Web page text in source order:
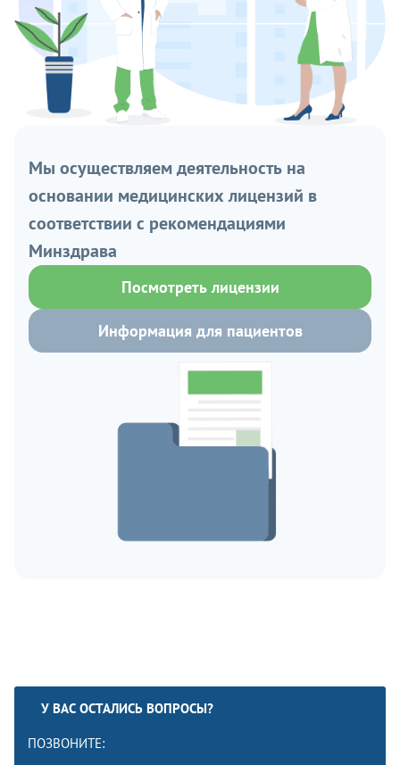
Мы осуществляем деятельность на
основании медицинских лицензий в
соответствии с рекомендациями
Минздрава
Посмотреть лицензии
Информация для пациентов
У ВАС ОСТАЛИСЬ ВОПРОСЫ?
ПОЗВОНИТЕ: